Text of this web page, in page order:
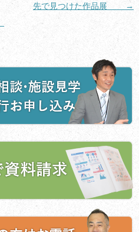
先で見つけた作品展
→